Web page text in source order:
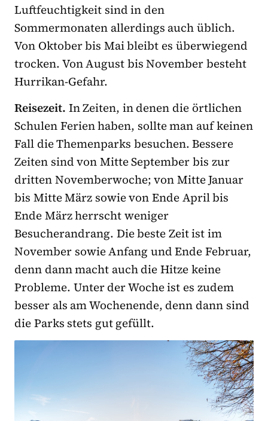
Luftfeuchtigkeit sind in den
Sommermonaten allerdings auch üblich.
Von Oktober bis Mai bleibt es überwiegend
trocken. Von August bis November besteht
Hurrikan-Gefahr.
Reisezeit. In Zeiten, in denen die örtlichen
Schulen Ferien haben, sollte man auf keinen
Fall die Themenparks besuchen. Bessere
Zeiten sind von Mitte September bis zur
dritten Novemberwoche; von Mitte Januar
bis Mitte März sowie von Ende April bis
Ende März herrscht weniger
Besucherandrang. Die beste Zeit ist im
November sowie Anfang und Ende Februar,
denn dann macht auch die Hitze keine
Probleme. Unter der Woche ist es zudem
besser als am Wochenende, denn dann sind
die Parks stets gut gefüllt.